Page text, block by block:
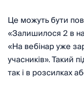
Це можуть бути
«Залишилося 2 в
«На вебінар уже
учасників». Такий
так і в розсилках